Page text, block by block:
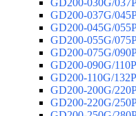
GD200-030G/
GD200-037G/
GD200-045G/
GD200-055G/
GD200-075G/
GD200-090G/
GD200-110G/
GD200-200G/
GD200-220G/